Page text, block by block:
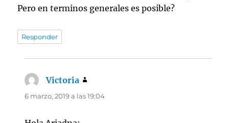
Pero en terminos generales es posible?
Responder
Victoria
6 marzo, 2019 a las 19:04